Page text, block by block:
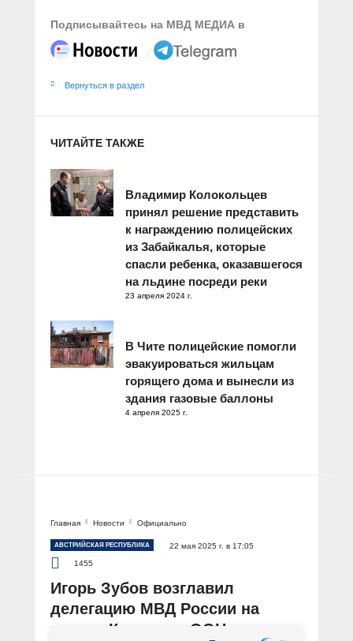
Подписывайтесь на МВД МЕДИА в
Вернуться в раздел
ЧИТАЙТЕ ТАКЖЕ
Владимир Колокольцев
принял решение представить
к награждению полицейских
из Забайкалья, которые
спасли ребенка, оказавшегося
на льдине посреди реки
23 апреля 2024 г.
В Чите полицейские помогли
эвакуироваться жильцам
горящего дома и вынесли из
здания газовые баллоны
4 апреля 2025 г.
Главная Новости Официально
АВСТРИЙСКАЯ РЕСПУБЛИКА
22 мая 2025 г. в 17:05
1455
Игорь Зубов возглавил
делегацию МВД России на
сессии Комиссии ООН по